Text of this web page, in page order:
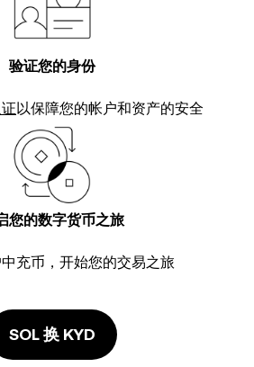
验证您的身份
以保障您的帐户和资产的安全
您的数字货币之旅
充币，开始您的交易之旅
SOL 换 KYD